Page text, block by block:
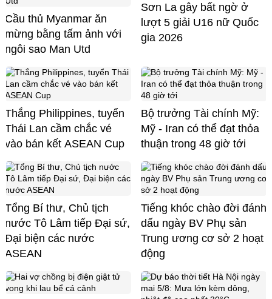
Cầu thủ Myanmar ăn
mừng bằng tấm ảnh với
ngôi sao Man Utd
Sơn La gây bất ngờ ở
lượt 5 giải U16 nữ Quốc
gia 2026
Thắng Philippines, tuyển
Thái Lan cầm chắc vé
vào bán kết ASEAN Cup
Bộ trưởng Tài chính Mỹ:
Mỹ - Iran có thể đạt thỏa
thuận trong 48 giờ tới
Tổng Bí thư, Chủ tịch
nước Tô Lâm tiếp Đại sứ,
Đại biện các nước
ASEAN
Tiếng khóc chào đời đánh
dấu ngày BV Phụ sản
Trung ương cơ sở 2 hoạt
động